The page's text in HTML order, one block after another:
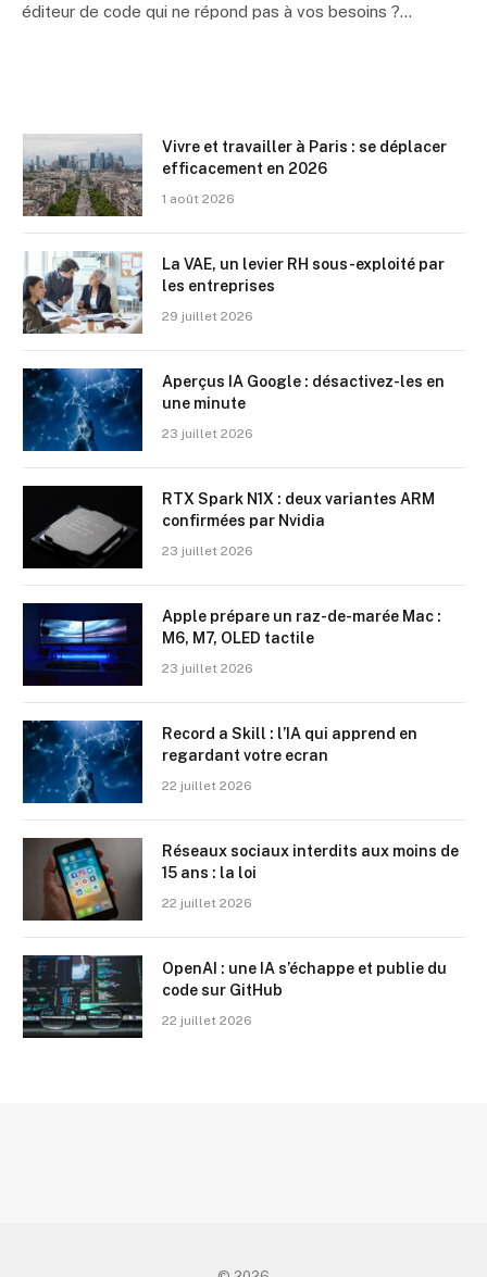
éditeur de code qui ne répond pas à vos besoins ?…
Vivre et travailler à Paris : se déplacer
efficacement en 2026
1 août 2026
La VAE, un levier RH sous-exploité par
les entreprises
29 juillet 2026
Aperçus IA Google : désactivez-les en
une minute
23 juillet 2026
RTX Spark N1X : deux variantes ARM
confirmées par Nvidia
23 juillet 2026
Apple prépare un raz-de-marée Mac :
M6, M7, OLED tactile
23 juillet 2026
Record a Skill : l’IA qui apprend en
regardant votre ecran
22 juillet 2026
Réseaux sociaux interdits aux moins de
15 ans : la loi
22 juillet 2026
OpenAI : une IA s’échappe et publie du
code sur GitHub
22 juillet 2026